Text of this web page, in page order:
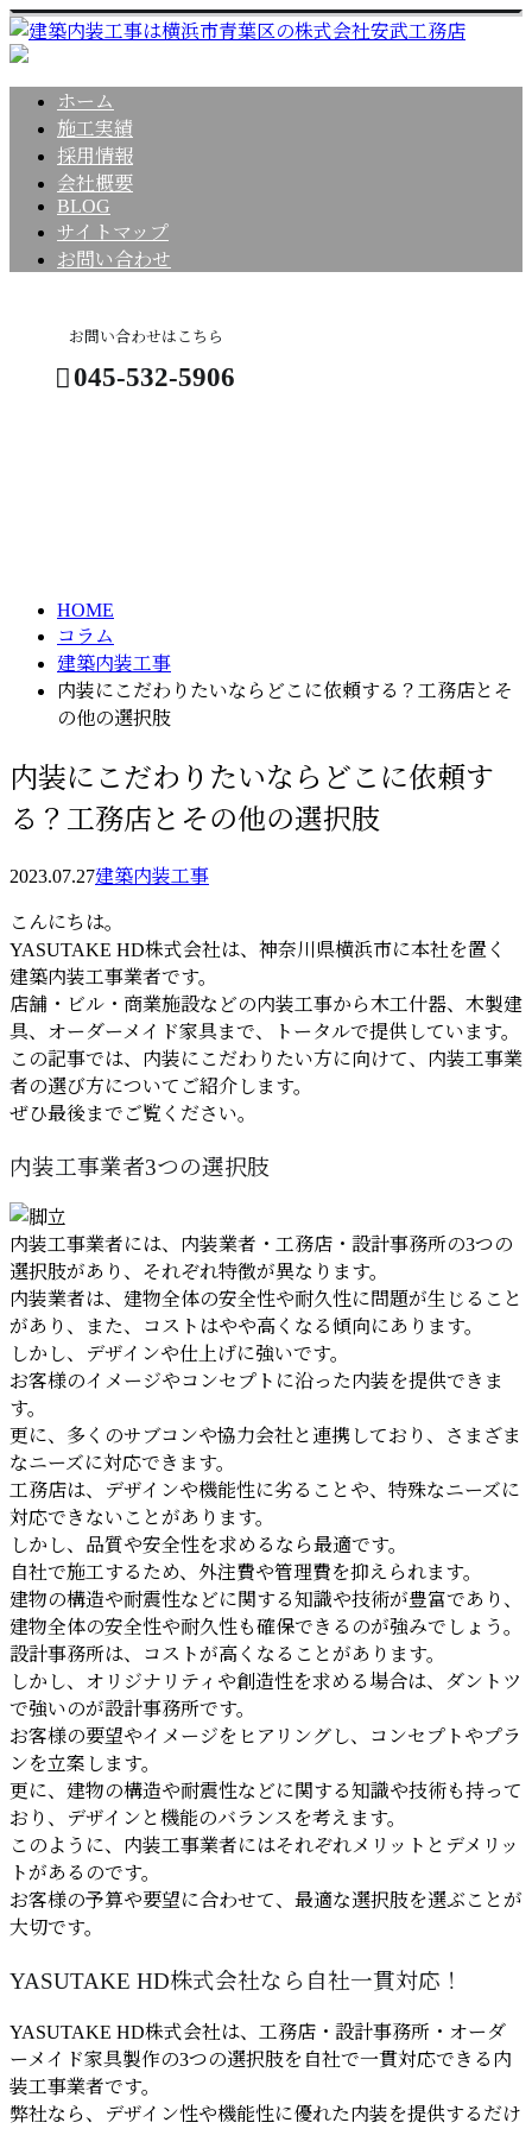
ホーム
施工実績
採用情報
会社概要
BLOG
サイトマップ
お問い合わせ
お問い合わせはこちら
045-532-5906
HOME
コラム
建築内装工事
内装にこだわりたいならどこに依頼する？工務店とそ
の他の選択肢
内装にこだわりたいならどこに依頼す
る？工務店とその他の選択肢
2023.07.27建築内装工事
こんにちは。
YASUTAKE HD株式会社は、神奈川県横浜市に本社を置く
建築内装工事業者です。
店舗・ビル・商業施設などの内装工事から木工什器、木製建
具、オーダーメイド家具まで、トータルで提供しています。
この記事では、内装にこだわりたい方に向けて、内装工事業
者の選び方についてご紹介します。
ぜひ最後までご覧ください。
内装工事業者3つの選択肢
内装工事業者には、内装業者・工務店・設計事務所の3つの
選択肢があり、それぞれ特徴が異なります。
内装業者は、建物全体の安全性や耐久性に問題が生じること
があり、また、コストはやや高くなる傾向にあります。
しかし、デザインや仕上げに強いです。
お客様のイメージやコンセプトに沿った内装を提供できま
す。
更に、多くのサブコンや協力会社と連携しており、さまざま
なニーズに対応できます。
工務店は、デザインや機能性に劣ることや、特殊なニーズに
対応できないことがあります。
しかし、品質や安全性を求めるなら最適です。
自社で施工するため、外注費や管理費を抑えられます。
建物の構造や耐震性などに関する知識や技術が豊富であり、
建物全体の安全性や耐久性も確保できるのが強みでしょう。
設計事務所は、コストが高くなることがあります。
しかし、オリジナリティや創造性を求める場合は、ダントツ
で強いのが設計事務所です。
お客様の要望やイメージをヒアリングし、コンセプトやプラ
ンを立案します。
更に、建物の構造や耐震性などに関する知識や技術も持って
おり、デザインと機能のバランスを考えます。
このように、内装工事業者にはそれぞれメリットとデメリッ
トがあるのです。
お客様の予算や要望に合わせて、最適な選択肢を選ぶことが
大切です。
YASUTAKE HD株式会社なら自社一貫対応！
YASUTAKE HD株式会社は、工務店・設計事務所・オーダ
ーメイド家具製作の3つの選択肢を自社で一貫対応できる内
装工事業者です。
弊社なら、デザイン性や機能性に優れた内装を提供するだけ